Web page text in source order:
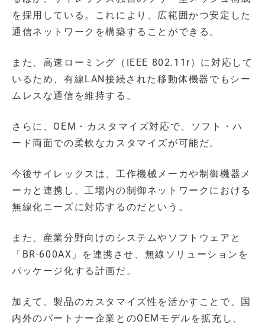
を採用している。これにより、広範囲かつ安定した
通信ネットワークを構築することができる。
また、高速ローミング（IEEE 802.11r）に対応して
いるため、有線LAN接続された移動体機器でもシー
ムレスな通信を維持する。
さらに、OEM・カスタマイズ対応で、ソフト・ハ
ード両面での柔軟なカスタマイズが可能だ。
今後サイレックスは、工作機械メーカや制御機器メ
ーカと連携し、工場内の制御ネットワークにおける
無線化ニーズに対応するのだという。
また、産業分野向けのシステムやソフトウェアと
「BR-600AX」を連携させ、無線ソリューションを
パッケージ化する計画だ。
加えて、製品のカスタマイズ性を活かすことで、国
内外のパートナー企業とのOEMモデルを拡充し、